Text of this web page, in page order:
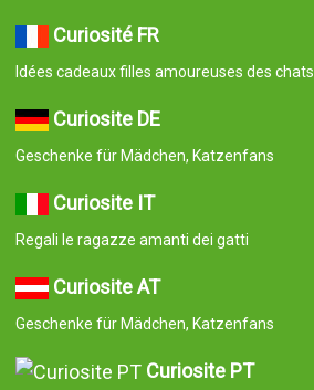
Curiosité FR
Idées cadeaux filles amoureuses des chats
Curiosite DE
Geschenke für Mädchen, Katzenfans
Curiosite IT
Regali le ragazze amanti dei gatti
Curiosite AT
Geschenke für Mädchen, Katzenfans
Curiosite PT